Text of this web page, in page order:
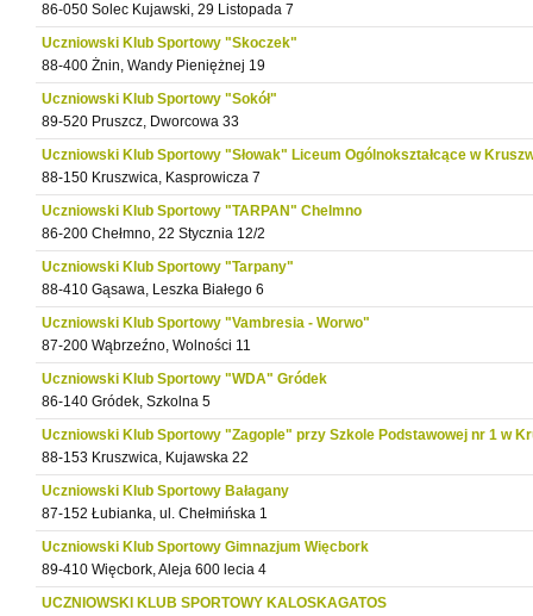
86-050 Solec Kujawski, 29 Listopada 7
Uczniowski Klub Sportowy "Skoczek"
88-400 Żnin, Wandy Pieniężnej 19
Uczniowski Klub Sportowy "Sokół"
89-520 Pruszcz, Dworcowa 33
Uczniowski Klub Sportowy "Słowak" Liceum Ogólnokształcące w
88-150 Kruszwica, Kasprowicza 7
Uczniowski Klub Sportowy "TARPAN" Chelmno
86-200 Chełmno, 22 Stycznia 12/2
Uczniowski Klub Sportowy "Tarpany"
88-410 Gąsawa, Leszka Białego 6
Uczniowski Klub Sportowy "Vambresia - Worwo"
87-200 Wąbrzeźno, Wolności 11
Uczniowski Klub Sportowy "WDA" Gródek
86-140 Gródek, Szkolna 5
Uczniowski Klub Sportowy "Zagople" przy Szkole Podstawowej nr 1 w
88-153 Kruszwica, Kujawska 22
Uczniowski Klub Sportowy Bałagany
87-152 Łubianka, ul. Chełmińska 1
Uczniowski Klub Sportowy Gimnazjum Więcbork
89-410 Więcbork, Aleja 600 lecia 4
UCZNIOWSKI KLUB SPORTOWY KALOSKAGATOS